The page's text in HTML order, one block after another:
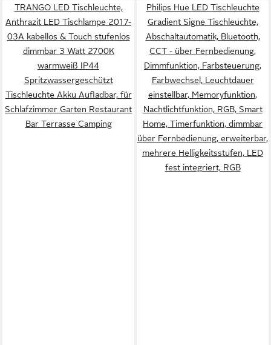
TRANGO LED Tischleuchte,
Anthrazit LED Tischlampe 2017-
03A kabellos & Touch stufenlos
dimmbar 3 Watt 2700K
warmweiß IP44
Spritzwassergeschützt
Tischleuchte Akku Aufladbar, für
Schlafzimmer Garten Restaurant
Bar Terrasse Camping
Philips Hue LED Tischleuchte
Gradient Signe Tischleuchte,
Abschaltautomatik, Bluetooth,
CCT - über Fernbedienung,
Dimmfunktion, Farbsteuerung,
Farbwechsel, Leuchtdauer
einstellbar, Memoryfunktion,
Nachtlichtfunktion, RGB, Smart
Home, Timerfunktion, dimmbar
über Fernbedienung, erweiterbar,
mehrere Helligkeitsstufen, LED
fest integriert, RGB